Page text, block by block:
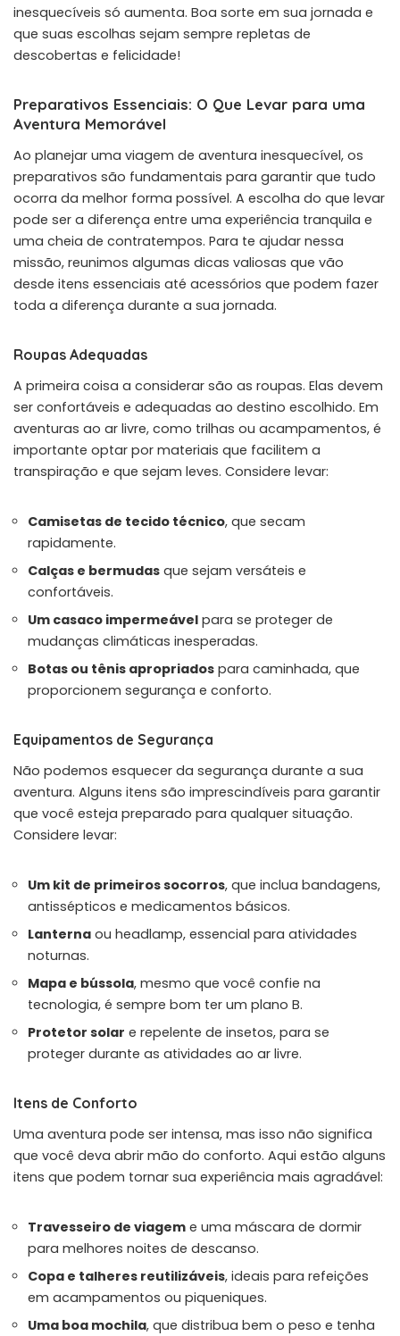
inesquecíveis só aumenta. Boa sorte em sua jornada e
que suas escolhas sejam sempre repletas de
descobertas e felicidade!
Preparativos Essenciais: O Que Levar para uma
Aventura Memorável
Ao planejar uma viagem de aventura inesquecível, os
preparativos são fundamentais para garantir que tudo
ocorra da melhor forma possível. A escolha do que levar
pode ser a diferença entre uma experiência tranquila e
uma cheia de contratempos. Para te ajudar nessa
missão, reunimos algumas dicas valiosas que vão
desde itens essenciais até acessórios que podem fazer
toda a diferença durante a sua jornada.
Roupas Adequadas
A primeira coisa a considerar são as roupas. Elas devem
ser confortáveis e adequadas ao destino escolhido. Em
aventuras ao ar livre, como trilhas ou acampamentos, é
importante optar por materiais que facilitem a
transpiração e que sejam leves. Considere levar:
Camisetas de tecido técnico, que secam
rapidamente.
Calças e bermudas que sejam versáteis e
confortáveis.
Um casaco impermeável para se proteger de
mudanças climáticas inesperadas.
Botas ou tênis apropriados para caminhada, que
proporcionem segurança e conforto.
Equipamentos de Segurança
Não podemos esquecer da segurança durante a sua
aventura. Alguns itens são imprescindíveis para garantir
que você esteja preparado para qualquer situação.
Considere levar:
Um kit de primeiros socorros, que inclua bandagens,
antissépticos e medicamentos básicos.
Lanterna ou headlamp, essencial para atividades
noturnas.
Mapa e bússola, mesmo que você confie na
tecnologia, é sempre bom ter um plano B.
Protetor solar e repelente de insetos, para se
proteger durante as atividades ao ar livre.
Itens de Conforto
Uma aventura pode ser intensa, mas isso não significa
que você deva abrir mão do conforto. Aqui estão alguns
itens que podem tornar sua experiência mais agradável:
Travesseiro de viagem e uma máscara de dormir
para melhores noites de descanso.
Copa e talheres reutilizáveis, ideais para refeições
em acampamentos ou piqueniques.
Uma boa mochila, que distribua bem o peso e tenha